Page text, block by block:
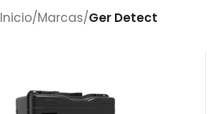
Inicio/Marcas/Ger Detect